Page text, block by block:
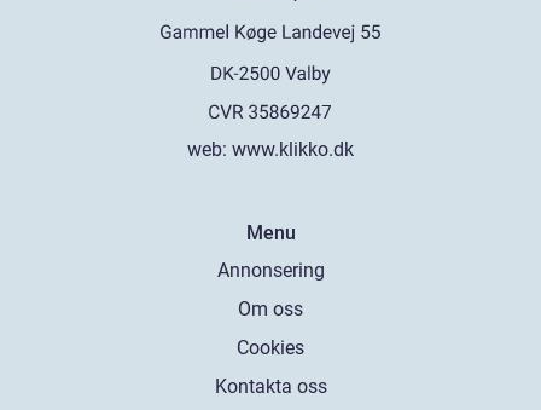
web: www.klikko.dk
Menu
Annonsering
Om oss
Cookies
Kontakta oss